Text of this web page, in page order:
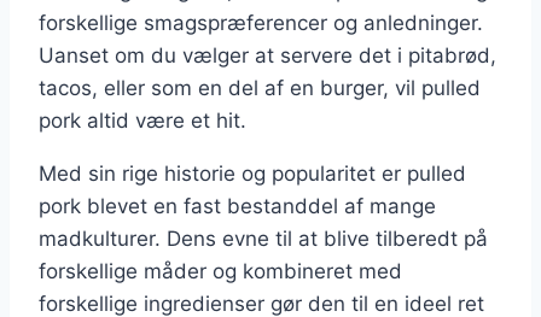
forskellige smagspræferencer og anledninger.
Uanset om du vælger at servere det i pitabrød,
tacos, eller som en del af en burger, vil pulled
pork altid være et hit.
Med sin rige historie og popularitet er pulled
pork blevet en fast bestanddel af mange
madkulturer. Dens evne til at blive tilberedt på
forskellige måder og kombineret med
forskellige ingredienser gør den til en ideel ret